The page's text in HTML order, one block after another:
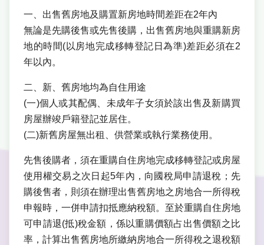
一、出售舊房地及購置新房地時間差距在2年內
無論是先購後售或先售後購，出售舊房地與重購新房
地的時間(以房地完成移轉登記日為準)差距必須在2
年以內。
二、新、舊房地均為自住用途
(一)個人或其配偶、未成年子女須於該出售及新購買
房屋辦竣戶籍登記並居住。
(二)新舊房屋無出租、供營業或執行業務使用。
先售後購者，須在重購自住房地完成移轉登記或房屋
使用權交易之次日起5年內，向國稅局申請退稅；先
購後售者，則須在辦理出售舊房地之房地合一所得稅
申報時，一併申請扣抵應納稅額。至於重購自住房地
可申請退(抵)稅金額，係以重購價額占出售價額之比
率，計算出售舊房地所繳納房地合一所得稅之退稅額